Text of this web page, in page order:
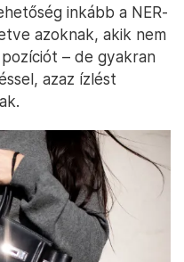
inkább a NER-
azoknak, akik nem
– de gyakran
azaz ízlést